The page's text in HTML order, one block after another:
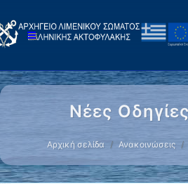
Νέες
Αρχική σελίδα Ανακοινώσεις